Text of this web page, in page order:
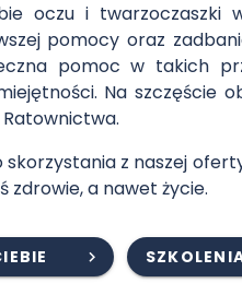
oczu i twarzoczaszki
pomocy oraz
pomoc w takich
Na szczęście
z naszej
zdrowie, a nawet życie.